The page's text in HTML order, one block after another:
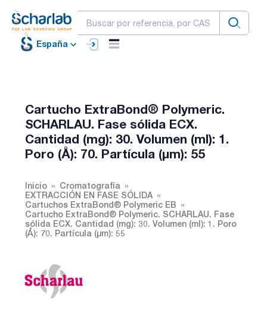
España
Cartucho ExtraBond® Polymeric.
SCHARLAU. Fase sólida ECX.
Cantidad (mg): 30. Volumen (ml): 1.
Poro (Å): 70. Partícula (µm): 55
Inicio
Cromatografía
EXTRACCIÓN EN FASE SÓLIDA
Cartuchos ExtraBond® Polymeric EB
Cartucho ExtraBond® Polymeric. SCHARLAU. Fase
sólida ECX. Cantidad (mg): 30. Volumen (ml): 1. Poro
(Å): 70. Partícula (µm): 55